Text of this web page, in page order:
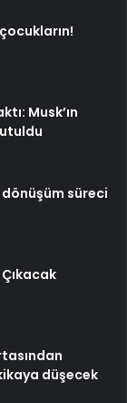
Musk’ın
dönüşüm süreci
düşecek